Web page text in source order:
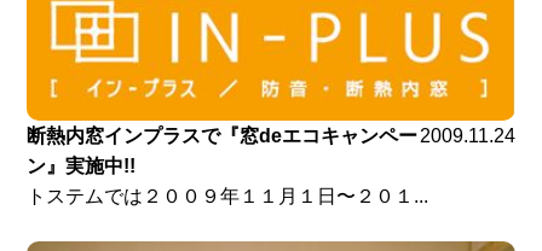
断熱内窓インプラスで『窓deエコキャンペー
ン』実施中!!
2009.11.24
トステムでは２００９年１１月１日〜２０１...